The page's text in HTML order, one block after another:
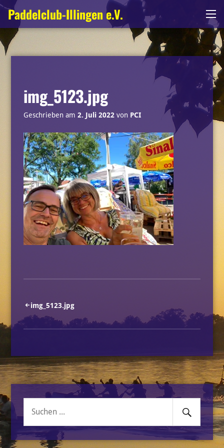
Zum
Inhalt
springen
Paddelclub-Illingen e.V.
img_5123.jpg
Geschrieben am 2. Juli 2022von PCI
Beitragsnavigation
img_5123.jpg
Suche
Senden